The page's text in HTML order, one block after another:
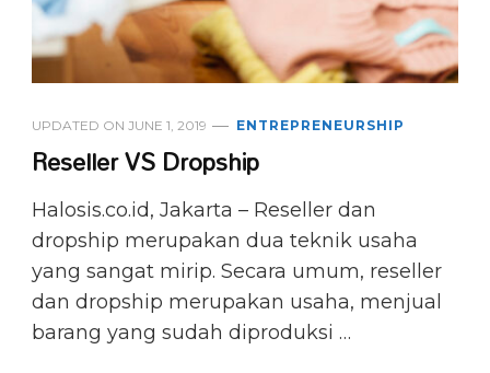
UPDATED ON JUNE 1, 2019 ENTREPRENEURSHIP
Reseller VS Dropship
Halosis.co.id, Jakarta – Reseller dan
dropship merupakan dua teknik usaha
yang sangat mirip. Secara umum, reseller
dan dropship merupakan usaha, menjual
barang yang sudah diproduksi …